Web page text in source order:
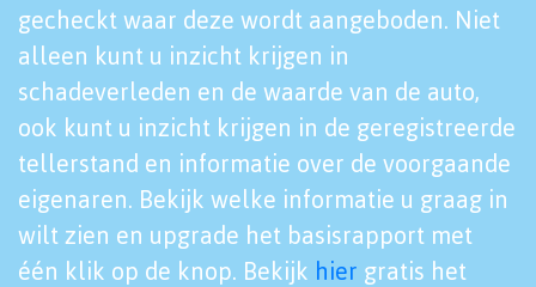
gecheckt waar deze wordt aangeboden. Niet
alleen kunt u inzicht krijgen in
schadeverleden en de waarde van de auto,
ook kunt u inzicht krijgen in de geregistreerde
tellerstand en informatie over de voorgaande
eigenaren. Bekijk welke informatie u graag in
wilt zien en upgrade het basisrapport met
één klik op de knop. Bekijk hier gratis het